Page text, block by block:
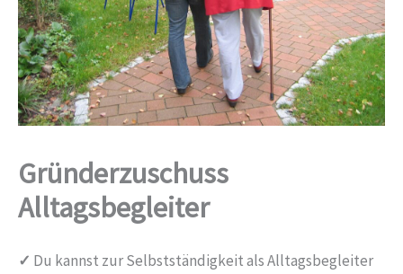
Gründerzuschuss
Alltagsbegleiter
✓ Du kannst zur Selbstständigkeit als Alltagsbegleiter